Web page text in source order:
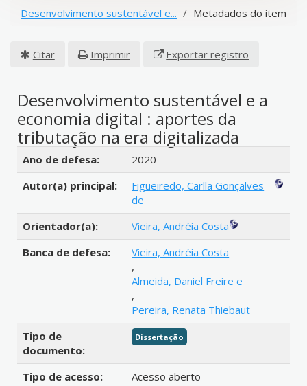
Desenvolvimento sustentável e... Metadados do item
Citar Imprimir Exportar registro
Desenvolvimento sustentável e a
economia digital : aportes da
tributação na era digitalizada
Detalhes bibliográficos
Ano de defesa:
2020
Autor(a) principal:
Figueiredo, Carlla Gonçalves
de
Orientador(a):
Vieira, Andréia Costa
Banca de defesa:
Vieira, Andréia Costa
,
Almeida, Daniel Freire e
,
Pereira, Renata Thiebaut
Tipo de
documento:
Dissertação
Tipo de acesso:
Acesso aberto